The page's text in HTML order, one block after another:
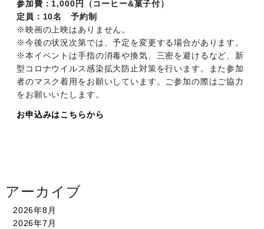
参加費：1,000円（コーヒー&菓子付）
定員：10名 予約制
※映画の上映はありません。
※今後の状況次第では、予定を変更する場合があります。
※本イベントは手指の消毒や換気、三密を避けるなど、新
型コロナウイルス感染拡大防止対策を行います。また参加
者のマスク着用をお願いしています。ご参加の際はご協力
をお願いいたします。
お申込みはこちらから
アーカイブ
2026年8月
2026年7月